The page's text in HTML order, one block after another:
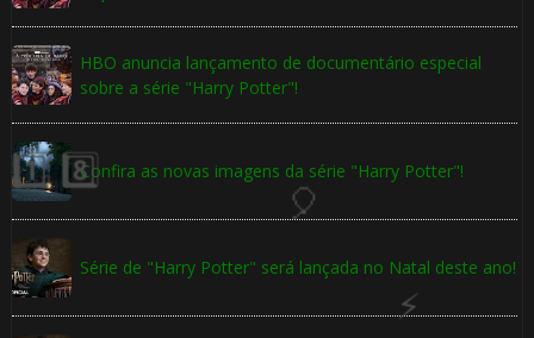
HBO anuncia lançamento de documentário especial
sobre a série "Harry Potter"!
Confira as novas imagens da série "Harry Potter"!
Série de "Harry Potter" será lançada no Natal deste ano!